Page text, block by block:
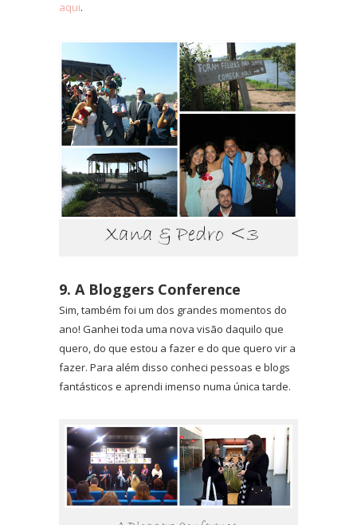
aqui.
9. A Bloggers Conference
Sim, também foi um dos grandes momentos do
ano! Ganhei toda uma nova visão daquilo que
quero, do que estou a fazer e do que quero vir a
fazer. Para além disso conheci pessoas e blogs
fantásticos e aprendi imenso numa única tarde.